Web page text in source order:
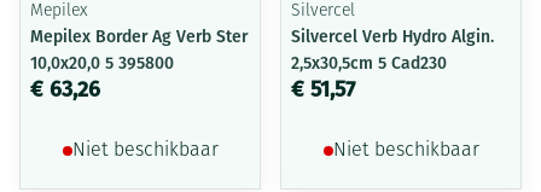
Mepilex
Mepilex Border Ag Verb Ster
10,0x20,0 5 395800
€ 63,26
Niet beschikbaar
Silvercel
Silvercel Verb Hydro Algin.
2,5x30,5cm 5 Cad230
€ 51,57
Niet beschikbaar